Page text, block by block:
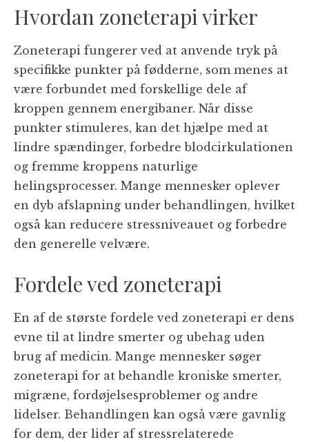
Hvordan zoneterapi virker
Zoneterapi fungerer ved at anvende tryk på
specifikke punkter på fødderne, som menes at
være forbundet med forskellige dele af
kroppen gennem energibaner. Når disse
punkter stimuleres, kan det hjælpe med at
lindre spændinger, forbedre blodcirkulationen
og fremme kroppens naturlige
helingsprocesser. Mange mennesker oplever
en dyb afslapning under behandlingen, hvilket
også kan reducere stressniveauet og forbedre
den generelle velvære.
Fordele ved zoneterapi
En af de største fordele ved zoneterapi er dens
evne til at lindre smerter og ubehag uden
brug af medicin. Mange mennesker søger
zoneterapi for at behandle kroniske smerter,
migræne, fordøjelsesproblemer og andre
lidelser. Behandlingen kan også være gavnlig
for dem, der lider af stressrelaterede